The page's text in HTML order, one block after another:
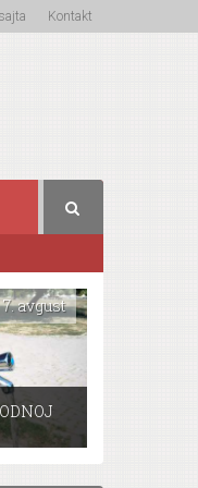
Kontakt
avgust